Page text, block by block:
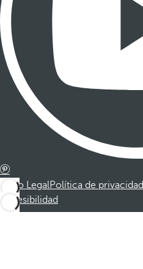
Aviso LegalPolítica de privacidad
Accesibilidad